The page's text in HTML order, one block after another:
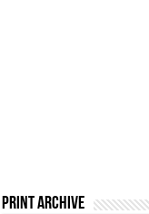
Print Archive